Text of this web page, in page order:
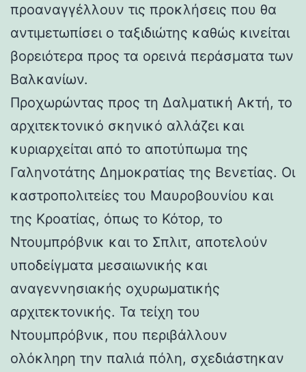
προαναγγέλλουν τις προκλήσεις που θα
αντιμετωπίσει ο ταξιδιώτης καθώς κινείται
βορειότερα προς τα ορεινά περάσματα των
Βαλκανίων.
Προχωρώντας προς τη Δαλματική Ακτή, το
αρχιτεκτονικό σκηνικό αλλάζει και
κυριαρχείται από το αποτύπωμα της
Γαληνοτάτης Δημοκρατίας της Βενετίας. Οι
καστροπολιτείες του Μαυροβουνίου και
της Κροατίας, όπως το Κότορ, το
Ντουμπρόβνικ και το Σπλιτ, αποτελούν
υποδείγματα μεσαιωνικής και
αναγεννησιακής οχυρωματικής
αρχιτεκτονικής. Τα τείχη του
Ντουμπρόβνικ, που περιβάλλουν
ολόκληρη την παλιά πόλη, σχεδιάστηκαν